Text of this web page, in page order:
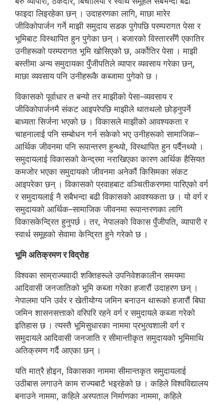
फाइदा लिइरहेका छन् । उदाहरणका लागि, माछा मारेर
जीविकोपार्जन गर्ने माझी समुदाय सडक पुगेपछि परम्परागत पेसा र
भूमिबाट विस्थापित हुन पुगेका छन् । बजारको विस्तारसँगै एकातिर
उनीहरूको परम्परागत भूमि खोसिएको छ, अर्कोतिर पेसा । माझी
बस्तीमा अन्य समुदायका पुँजीपतिले व्यापार व्यवसाय गरेका छन्,
माछा व्यवसाय पनि उनीहरूकै कब्जामा पुगेको छ ।
विकासको पूर्वाधार त बन्यो तर माझीको पेसा–व्यवसाय र
जीविकोपार्जनमै संकट आइपरेपछि माझीले थातथलो छोड्नुपर्ने
बाध्यता सिर्जना भएको छ । विकासले माझीको आवश्यकता र
चाहनालाई पनि सम्बोधन गर्न सकेको भए उनीहरूको सामाजिक–
आर्थिक जीवनमा पनि रूपान्तरण हुन्थ्यो, विस्थापित हुन पर्दैनथ्यो ।
समुदायलाई विकासको केन्द्रमा नराखिएका कारण आर्थिक हैसियत
कमजोर भएका समुदायको जीवनमा अनेकौं किसिमका संकट
आइपरेका छन् । विकासको प्रवाहबाट वञ्चितीकरणमा पारिएको वर्ग
र समुदायलाई नै सबैभन्दा बढी विकासको आवश्यकता छ । यो वर्ग र
समुदायको आर्थिक–सामाजिक जीवनमा रूपान्तरणका लागि
विकासकेन्द्रित हुनुपर्छ । तर, नेपालको विकास पुँजीपति, व्यापारी र
स्वार्थ समूहको सेवामा केन्द्रित हुने गरेको छ ।
भूमि अतिक्रमण र विद्रोह
विश्वका साम्राज्यवादी शक्तिहरूले उपनिवेशकालीन समयमा
आदिवासी जनजातिको भूमि कब्जा गरेका हजारौं उदाहरण छन् ।
नेपालमा पनि उर्वर र खेतीयोग्य जमिन बनाउन थारूको हजारौं बिघा
जमिन शासनसत्ताको वरिपरि रहने वर्ग र समुदायले कब्जा गरेको
इतिहास छ । त्यस्तै भूमिसुधारका नाममा प्रभुत्वशाली वर्ग र
समुदायले आदिवासी जनजाति र सीमान्तीकृत समुदायको भूमिमाथि
अतिक्रमण गर्दै आएका छन् ।
यति मात्रै होइन, विकासका नाममा सीमान्तकृत समुदायलाई
उठीबास लगाउने काम राज्यबाटै भइरहेको छ । कहिले विश्वविद्यालय
बनाउने नाममा, कहिले अस्पताल निर्माणका नाममा, कहिले